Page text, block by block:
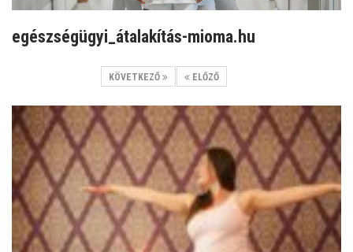
egészségügyi_átalakítás-mioma.hu
KÖVETKEZŐ ELŐZŐ